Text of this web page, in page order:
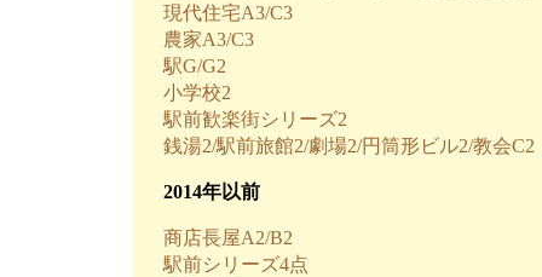
現代住宅A3/C3
農家A3/C3
駅G/G2
小学校2
駅前歓楽街シリーズ2
銭湯2/駅前旅館2/劇場2/円筒形ビル2/教会C2
2014年以前
商店長屋A2/B2
駅前シリーズ4点